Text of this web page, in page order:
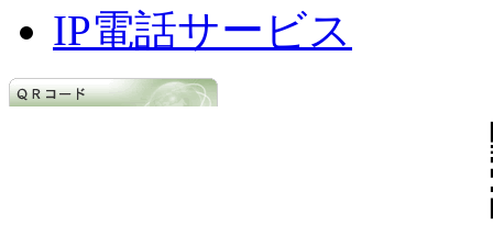
IP電話サービス